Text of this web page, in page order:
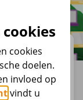
cookies
doelen.
invloed op
vindt u